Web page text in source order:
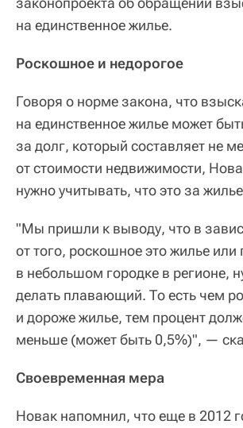
на единственное жилье.
Роскошное и недорогое
Говоря о норме закона, что
на единственное жилье может
за долг, который составляет не
от стоимости недвижимости,
нужно учитывать, что это за
"Мы пришли к выводу, что в
от того, роскошное это жилье или
в небольшом городке в регионе,
делать плавающий. То есть чем
и дороже жилье, тем процент
меньше (может быть 0,5%)", —
Своевременная мера
Новак напомнил, что еще в 2012